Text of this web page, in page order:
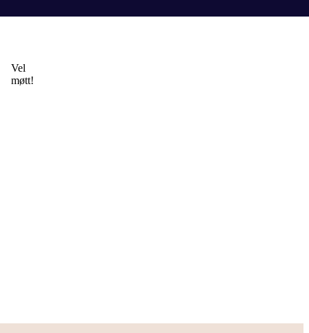
Vel
møtt!